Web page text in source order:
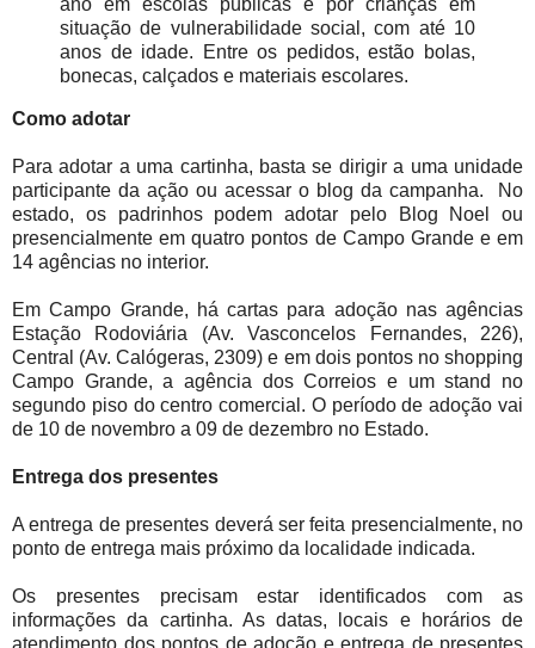
situação de vulnerabilidade social, com até 10
anos de idade. Entre os pedidos, estão bolas,
bonecas, calçados e materiais escolares.
Como adotar
Para adotar a uma cartinha, basta se dirigir a uma unidade
participante da ação ou acessar o blog da campanha. No
estado, os padrinhos podem adotar pelo Blog Noel ou
presencialmente em quatro pontos de Campo Grande e em
14 agências no interior.
Em Campo Grande, há cartas para adoção nas agências
Estação Rodoviária (Av. Vasconcelos Fernandes, 226),
Central (Av. Calógeras, 2309) e em dois pontos no shopping
Campo Grande, a agência dos Correios e um stand no
segundo piso do centro comercial. O período de adoção vai
de 10 de novembro a 09 de dezembro no Estado.
Entrega dos presentes
A entrega de presentes deverá ser feita presencialmente, no
ponto de entrega mais próximo da localidade indicada.
Os presentes precisam estar identificados com as
informações da cartinha. As datas, locais e horários de
atendimento dos pontos de adoção e entrega de presentes